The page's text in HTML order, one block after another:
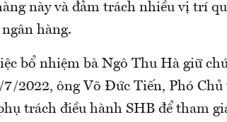
này và đảm trách nhiều vị trí
hàng.
bổ nhiệm bà Ngô Thu Hà giữ
7/2022, ông Võ Đức Tiến, Phó
trách điều hành SHB để tham